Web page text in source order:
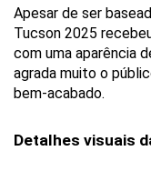
Apesar de ser
Tucson 2025
com uma aparência
agrada muito o
bem-acabado.
Detalhes visuais